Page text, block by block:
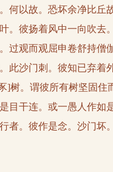
何以故。恐坏余净比丘
。彼扬着风中一向吹去
过观而观屈申卷舒持僧
此沙门刺。彼知已弃着
树。谓彼所有树坚固住
目干连。或一愚人作如
者。彼作是念。沙门坏